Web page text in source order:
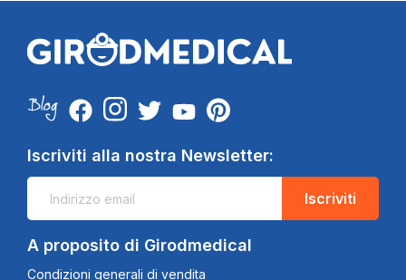
Iscriviti alla nostra Newsletter:
Iscriviti
A proposito di Girodmedical
Condizioni generali di vendita